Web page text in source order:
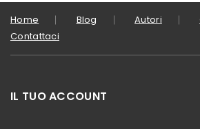
Home Blog Autori
Contattaci
IL TUO ACCOUNT